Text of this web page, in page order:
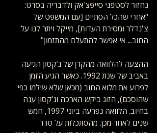
נחזור לסטפני סייפצ'אק ולדבריה בסרט:
"אחרי שהכל הסתיים [עם המשפט של
צ'נדלר ומסירת העדות], מייקל ויתר לנו על
החוב... אי אפשר להתעלם מהתזמון"
ההצעה להלוואה מהקרן של ג'קסון הגיעה
באביב של שנת 1992. כאשר הגיע הזמן
לפרוע את מלוא החוב (מכאן שלא שילמו כפי
שהוסכם), הזוג ביקש הארכה וג'קסון ענה
בחיוב. הלוואה נפרעה ביוני 1997, חמש
שנים לאחר מכן. מהסתכלות על סדר